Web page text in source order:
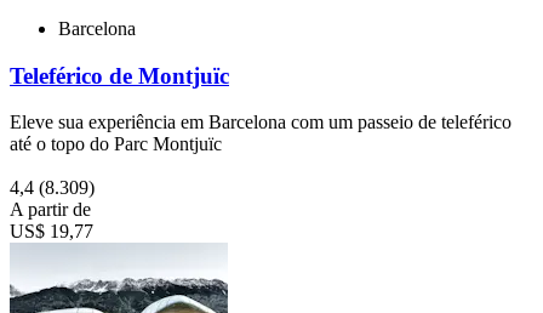
Barcelona
Teleférico de Montjuïc
Eleve sua experiência em Barcelona com um passeio de teleférico
até o topo do Parc Montjuïc
4,4 (8.309)
A partir de
US$ 19,77